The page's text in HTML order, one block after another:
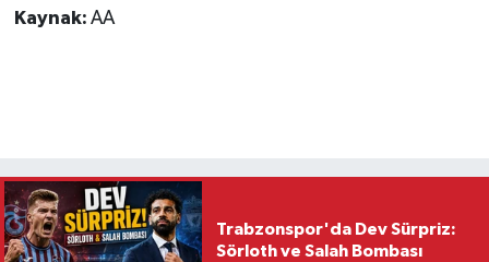
Kaynak: AA
Trabzonspor'da Dev Sürpriz:
Sörloth ve Salah Bombası